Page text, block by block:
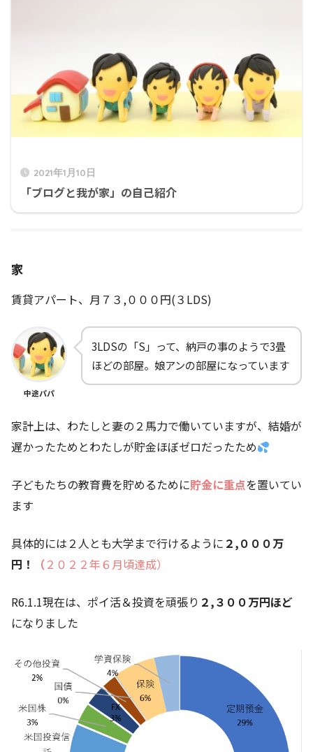
2021年1月10日
「ブログと我が家」の自己紹介
家
賃貸アパート、月７３,０００円(３LDS)
中途パパ
3LDSの「S」って、納戸の事のようで3畳
ほどの部屋。娘アンの部屋になっています
家計上は、わたしと妻の２馬力で働いていますが、結婚が
遅かったためとわたしが貯金ほぼゼロだったため
子どもたちの教育費を貯めるために貯金に重点を置いてい
ます
具体的には２人とも大学まで行けるように ２,０００万
円！
（２０２２年６月頃達成）
R6.1.1現在は、ポイ活＆投資を頑張り ２,３００万円ほど
になりました